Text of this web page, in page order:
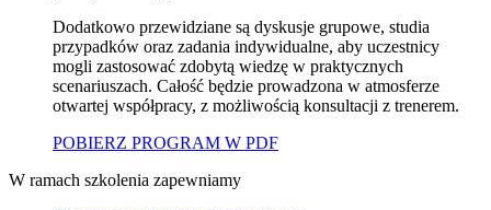
Dodatkowo przewidziane są dyskusje grupowe, studia
przypadków oraz zadania indywidualne, aby uczestnicy
mogli zastosować zdobytą wiedzę w praktycznych
scenariuszach. Całość będzie prowadzona w atmosferze
otwartej współpracy, z możliwością konsultacji z trenerem.
POBIERZ PROGRAM W PDF
W ramach szkolenia zapewniamy